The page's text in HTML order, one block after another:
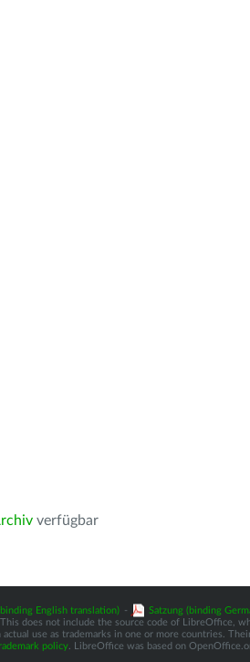
verfügbar
English translation) - Satzung (binding
does not include the source code of LibreOffice,
use as trademarks in one or more countries.
policy . LibreOffice was based on